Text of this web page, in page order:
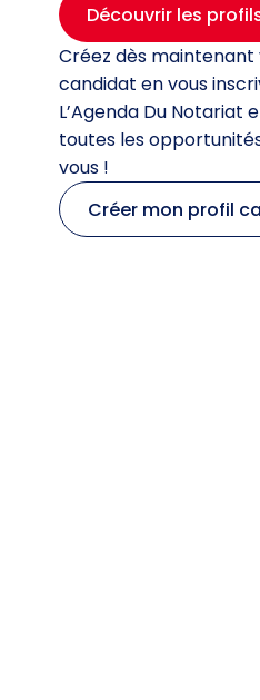
Découvrir les
Créez dès
candidat en vous
L’Agenda Du Notariat
toutes les
vous !
Créer mon profil